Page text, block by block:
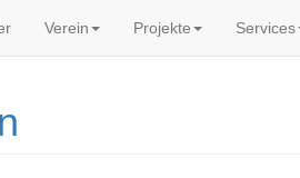
Verein Projekte Services